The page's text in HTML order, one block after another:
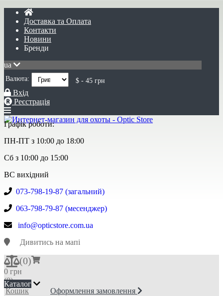
Доставка та Оплата
Контакти
Новини
Бренди
ua
Валюта: $ - 45 грн
Вхід
Реєстрація
Графік роботи:
ПН-ПТ з 10:00 до 18:00
Сб з 10:00 до 15:00
ВС вихідний
073-798-19-87 (загальний)
063-798-79-87 (месенджер)
info@opticstore.com.ua
Дивитись на мапі
(0)
0 грн
(0)
Кошик
Оформлення замовлення
Каталог